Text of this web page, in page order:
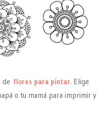
de flores para pintar. Elige
o tu mamá para imprimir y